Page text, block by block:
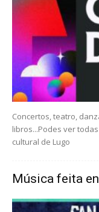
Concertos, teatro,
libros...Podes ver
cultural de Lugo
Música feita